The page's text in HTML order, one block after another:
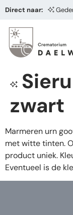
Direct naar:
zwart
Marmeren urn
met witte tinten.
product uniek.
Eventueel is de